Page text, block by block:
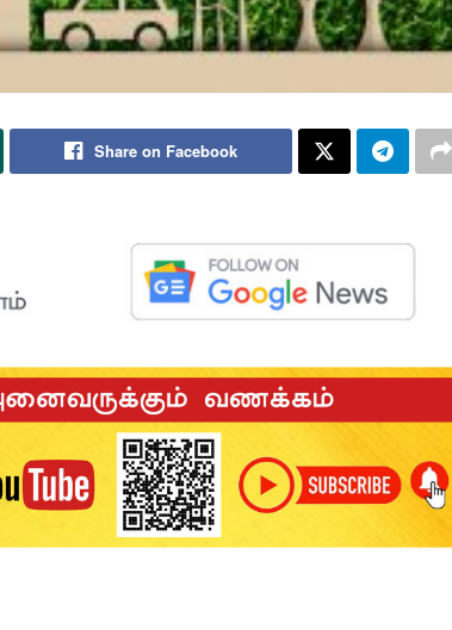
Share on Facebook